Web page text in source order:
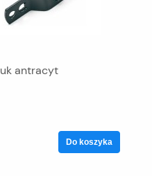
antracyt
Do koszyka